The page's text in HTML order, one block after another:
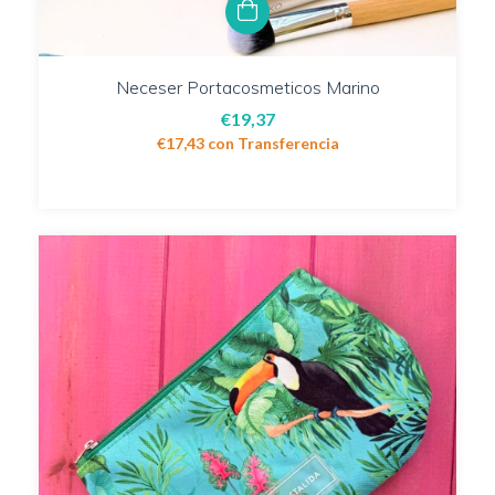
Neceser Portacosmeticos Marino
€19,37
€17,43 con Transferencia